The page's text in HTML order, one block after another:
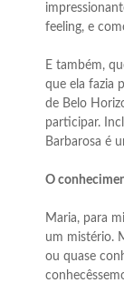
feeling, e
E também,
que ela fazia
de Belo
participar.
Barbarosa é
O
Maria, para
um mistério.
ou quase